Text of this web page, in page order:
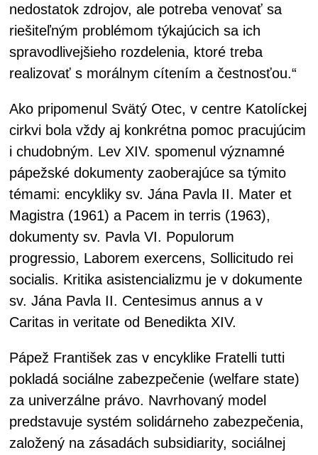
nedostatok zdrojov, ale potreba venovať sa
riešiteľným problémom týkajúcich sa ich
spravodlivejšieho rozdelenia, ktoré treba
realizovať s morálnym cítením a čestnosťou.“
Ako pripomenul Svätý Otec, v centre Katolíckej
cirkvi bola vždy aj konkrétna pomoc pracujúcim
i chudobným. Lev XIV. spomenul významné
pápežské dokumenty zaoberajúce sa týmito
témami: encykliky sv. Jána Pavla II. Mater et
Magistra (1961) a Pacem in terris (1963),
dokumenty sv. Pavla VI. Populorum
progressio, Laborem exercens, Sollicitudo rei
socialis. Kritika asistencializmu je v dokumente
sv. Jána Pavla II. Centesimus annus a v
Caritas in veritate od Benedikta XIV.
Pápež František zas v encyklike Fratelli tutti
pokladá sociálne zabezpečenie (welfare state)
za univerzálne právo. Navrhovaný model
predstavuje systém solidárneho zabezpečenia,
založený na zásadách subsidiarity, sociálnej